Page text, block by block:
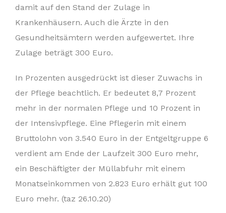
damit auf den Stand der Zulage in
Krankenhäusern. Auch die Ärzte in den
Gesundheitsämtern werden aufgewertet. Ihre
Zulage beträgt 300 Euro.
In Prozenten ausgedrückt ist dieser Zuwachs in
der Pflege beachtlich. Er bedeutet 8,7 Prozent
mehr in der normalen Pflege und 10 Prozent in
der Intensivpflege. Eine Pflegerin mit einem
Bruttolohn von 3.540 Euro in der Entgeltgruppe 6
verdient am Ende der Laufzeit 300 Euro mehr,
ein Beschäftigter der Müllabfuhr mit einem
Monatseinkommen von 2.823 Euro erhält gut 100
Euro mehr. (taz 26.10.20)